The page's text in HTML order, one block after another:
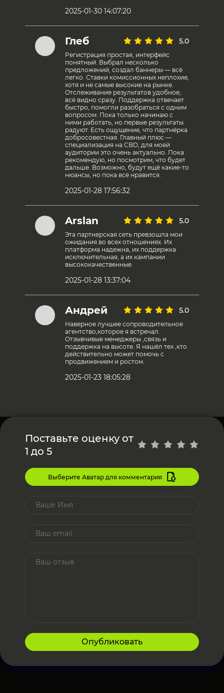
2025-01-30 14:07:20
Глеб 5.0
Регистрация простая, интерфейс
понятный. Выбрал несколько
предложений, создал баннеры — всё
легко. Ставки комиссионных неплохие,
хотя и не самые высокие на рынке.
Отслеживание результатов удобное,
всё видно сразу. Поддержка отвечает
быстро, помогли разобраться с одним
вопросом. Пока только начинаю с
ними работать, но первые результаты
радуют. Есть ощущение, что партнёрка
добросовестная. Главный плюс —
специализация на CBD, для моей
аудитории это очень актуально. Пока
рекомендую, но посмотрим, что будет
дальше. Возможно, будут ещё какие-то
нюансы, но пока всё нравится.
2025-01-28 17:56:32
Arslan 5.0
Эта партнерская сеть превзошла мои
ожидания во всех отношениях. Их
платформа надежна, их поддержка
исключительная, а их кампании
высококачественные.
2025-01-28 13:37:04
Андрей 5.0
Наверное лучшее сопроводительное
агентство,которое я встречал.
Отзывчивые менеджеры ,связь и
поддержка на высоте. Я нашёл тех ,кто
действительно может помочь с
продвижением и ростом.
2025-01-23 18:05:28
Поставьте оценку от
1 до 5
Выберите Аватар для комментария
Опубликовать